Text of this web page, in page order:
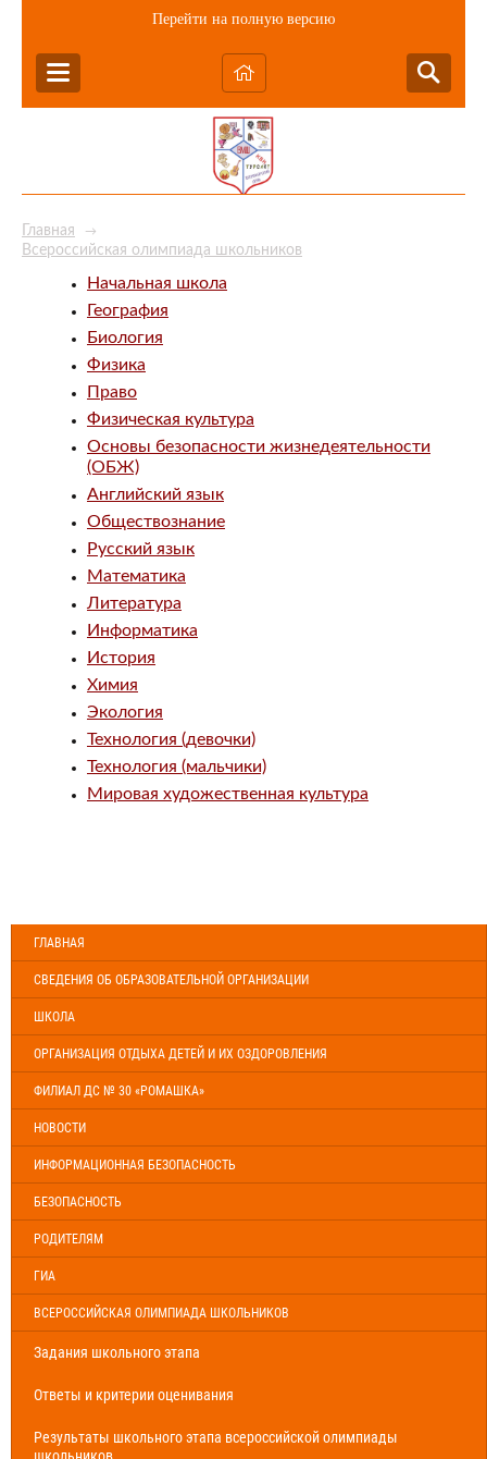
Перейти на полную версию
Главная →
Всероссийская олимпиада школьников
Начальная школа
География
Биология
Физика
Право
Физическая культура
Основы безопасности жизнедеятельности
(ОБЖ)
Английский язык
Обществознание
Русский язык
Математика
Литература
Информатика
История
Химия
Экология
Технология (девочки)
Технология (мальчики)
Мировая художественная культура
ГЛАВНАЯ
СВЕДЕНИЯ ОБ ОБРАЗОВАТЕЛЬНОЙ ОРГАНИЗАЦИИ
ШКОЛА
ОРГАНИЗАЦИЯ ОТДЫХА ДЕТЕЙ И ИХ ОЗДОРОВЛЕНИЯ
ФИЛИАЛ ДС № 30 «РОМАШКА»
НОВОСТИ
ИНФОРМАЦИОННАЯ БЕЗОПАСНОСТЬ
БЕЗОПАСНОСТЬ
РОДИТЕЛЯМ
ГИА
ВСЕРОССИЙСКАЯ ОЛИМПИАДА ШКОЛЬНИКОВ
Задания школьного этапа
Ответы и критерии оценивания
Результаты школьного этапа всероссийской олимпиады